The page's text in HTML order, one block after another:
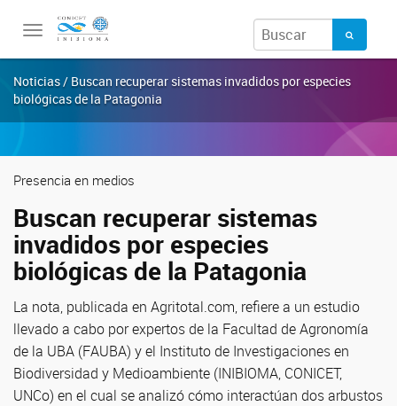
Toggle
Noticias / Buscan recuperar sistemas invadidos por especies
biológicas de la Patagonia
Presencia en medios
Buscan recuperar sistemas
invadidos por especies
biológicas de la Patagonia
La nota, publicada en Agritotal.com, refiere a un estudio
llevado a cabo por expertos de la Facultad de Agronomía
de la UBA (FAUBA) y el Instituto de Investigaciones en
Biodiversidad y Medioambiente (INIBIOMA, CONICET,
UNCo) en el cual se analizó cómo interactúan dos arbustos